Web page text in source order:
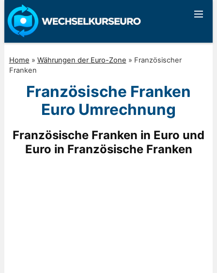
Home » Währungen der Euro-Zone » Französischer
Franken
Französische Franken
Euro Umrechnung
Französische Franken in Euro und
Euro in Französische Franken